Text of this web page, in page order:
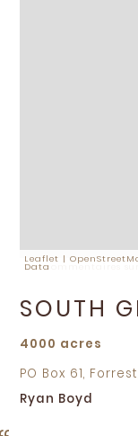
Vos commentaires
Leaflet |
Data
SOUTH
4000 acres
PO Box 61,
Ryan Boyd